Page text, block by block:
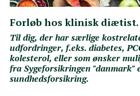
Forløb hos klinisk diætist.
Til dig, der har særlige
udfordringer, f.eks. diabetes,
kolesterol, eller som ønsker
fra Sygeforsikringen "danmark"
sundhedsforsikring.